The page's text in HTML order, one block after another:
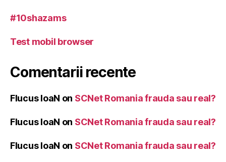
#10shazams
Test mobil browser
Comentarii recente
Flucus IoaN on SCNet Romania frauda sau real?
Flucus IoaN on SCNet Romania frauda sau real?
Flucus IoaN on SCNet Romania frauda sau real?